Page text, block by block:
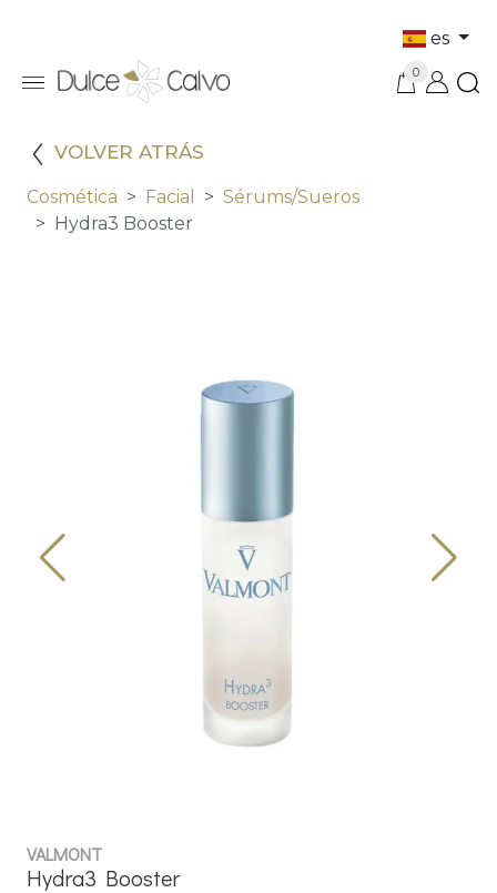
es
0
VOLVER ATRÁS
Cosmética Facial
Sérums/sueros
Hydra3 Booster
VALMONT
Hydra3 Booster